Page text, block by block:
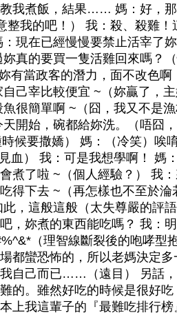
我煮飯，結果…… 媽：好，
整我的吧！） 我：殺、殺雞！
現在已經慢慢要禁止活宰了
真的要買一隻活雞回來嗎？
有當政客的潛力，面不改色啊
己宰比較便宜 ~（妳贏了，
很簡單啊 ~（囧，我又不是
開始，碗都給妳洗。（唔囧
候要撒嬌） 媽：（冷笑）唉
血） 我：可是我想學啊！ 媽
煮了啦 ~（個人經驗？） 我：
得下去 ~（再怎樣也不至於淪
，這般這般（太失尊嚴的評
，妳煮的東西能吃嗎？ 我：
（理智線斷裂後的咆哮型
都蠻恐怖的，所以老媽決定多
自己而已……（遠目） 另話
的。雖然好吃的時候是很好
上我這輩子的『最難吃排行